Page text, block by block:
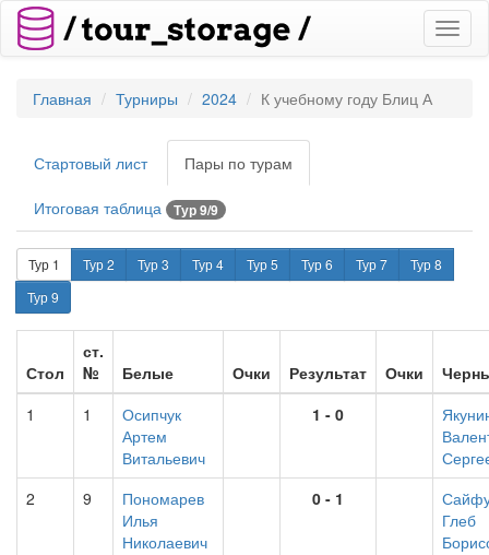
Главная Турниры 2024 К учебному году Блиц А
Стартовый лист Пары по турам
Итоговая таблица Тур 9/9
Тур 1 Тур 2 Тур 3 Тур 4 Тур 5 Тур 6 Тур 7
Тур 8
Тур 9
Стол
ст.
№
Белые Очки Результат Очки
1
1
Осипчук
Артем
Витальевич
1 - 0
2
9
Пономарев
Илья
Николаевич
0 - 1
Глеб